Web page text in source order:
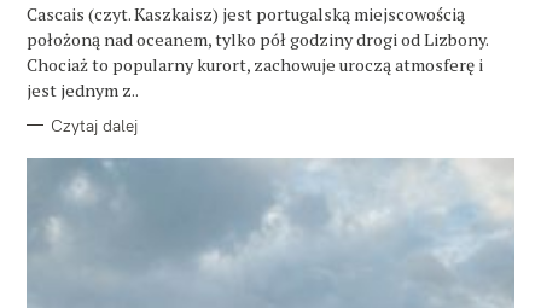
I
E
Cascais (czyt. Kaszkaisz) jest portugalską miejscowością
położoną nad oceanem, tylko pół godziny drogi od Lizbony.
Chociaż to popularny kurort, zachowuje uroczą atmosferę i
jest jednym z..
Czytaj dalej